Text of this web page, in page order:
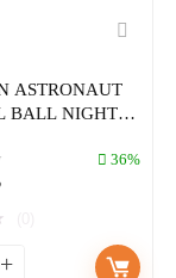
ASTRONAUT
BALL NIGHT
36%